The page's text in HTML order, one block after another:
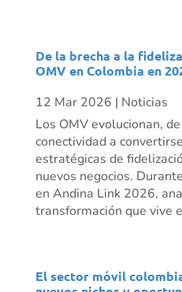
De la brecha a la
OMV en Colombia en
12 Mar 2026 | Noticias
Los OMV evolucionan,
conectividad a
estratégicas de
nuevos negocios.
en Andina Link 2026,
transformación que vive
El sector móvil